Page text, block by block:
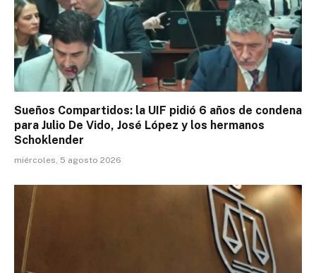
Sueños Compartidos: la UIF pidió 6 años de condena
para Julio De Vido, José López y los hermanos
Schoklender
miércoles, 5 agosto 2026